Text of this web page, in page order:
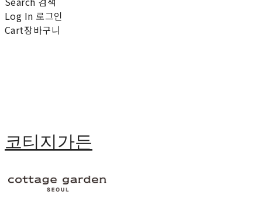
Log In 로그인
Cart장바구니
코티지가든